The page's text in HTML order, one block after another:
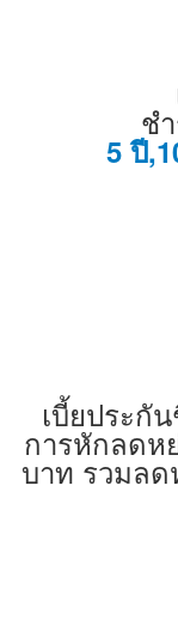
ช
5 ปี
เบี้ยประกั
การหักลดห
บาท รวมลด